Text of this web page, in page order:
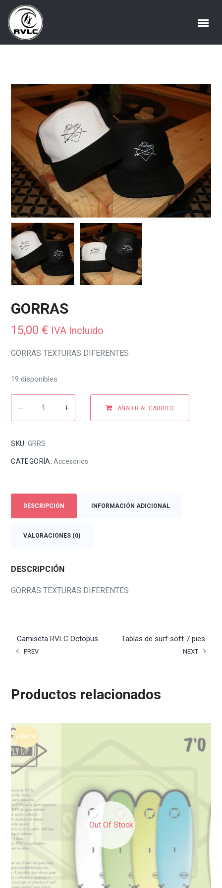
GORRAS
15,00 € IVA Incluido
GORRAS TEXTURAS DIFERENTES
19 disponibles
AÑADIR AL CARRITO
SKU:GRRS
CATEGORÍA:Accesorios
DESCRIPCIÓN INFORMACIÓN ADICIONAL
VALORACIONES (0)
DESCRIPCIÓN
GORRAS TEXTURAS DIFERENTES
Camiseta RVLC Octopus
PREV
Tablas de surf soft 7 pies
NEXT
Productos relacionados
Out Of Stock
¡Oferta!